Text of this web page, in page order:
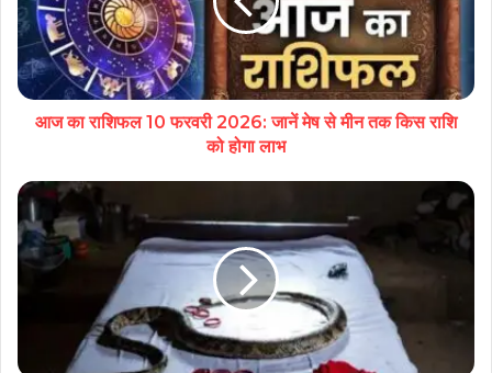
आज का राशिफल 10 फरवरी 2026: जानें मेष से मीन तक किस राशि
को होगा लाभ